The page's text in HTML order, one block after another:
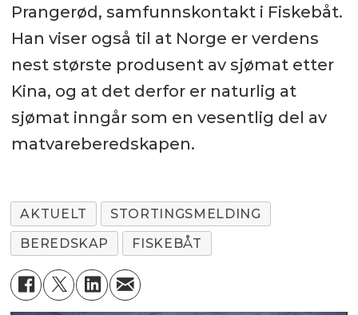
Prangerød, samfunnskontakt i Fiskebåt.
Han viser også til at Norge er verdens
nest største produsent av sjømat etter
Kina, og at det derfor er naturlig at
sjømat inngår som en vesentlig del av
matvareberedskapen.
AKTUELT
STORTINGSMELDING
BEREDSKAP
FISKEBÅT